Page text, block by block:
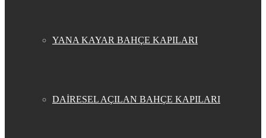
YANA KAYAR BAHÇE KAPILARI
DAİRESEL AÇILAN BAHÇE KAPILARI